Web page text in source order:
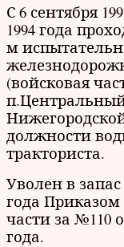
С 6 сентября
1994 года
м
(войсковая
должности
тракториста.
Уволен в запас
года
части за №110
года.